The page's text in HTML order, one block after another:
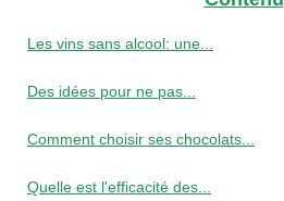
Les vins sans alcool: une...
Des idées pour ne pas...
Comment choisir ses chocolats...
Quelle est l'efficacité des...